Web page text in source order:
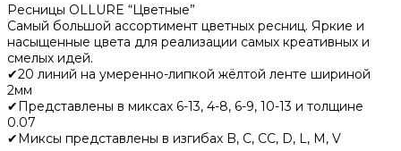
Ресницы OLLURE “Цветные”
Самый большой ассортимент цветных ресниц. Яркие и
насыщенные цвета для реализации самых креативных и
смелых идей.
✔20 линий на умеренно-липкой жёлтой ленте шириной
2мм
✔Представлены в миксах 6-13, 4-8, 6-9, 10-13 и толщине
0.07
✔Миксы представлены в изгибах B, C, CC, D, L, M, V